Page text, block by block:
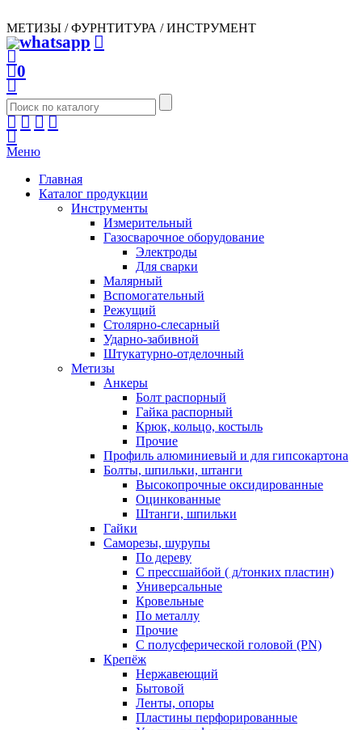
МЕТИЗЫ / ФУРНТИТУРА / ИНСТРУМЕНТ
0
Меню
Главная
Каталог продукции
Инструменты
Измерительный
Газосварочное оборудование
Электроды
Для сварки
Малярный
Вспомогательный
Режущий
Столярно-слесарный
Ударно-забивной
Штукатурно-отделочный
Метизы
Анкеры
Болт распорный
Гайка распорный
Крюк, кольцо, костыль
Прочие
Профиль алюминиевый и для гипсокартона
Болты, шпильки, штанги
Высокопрочные оксидированные
Оцинкованные
Штанги, шпильки
Гайки
Саморезы, шурупы
По дереву
С прессшайбой ( д/тонких пластин)
Универсальные
Кровельные
По металлу
Прочие
С полусферической головой (PN)
Крепёж
Нержавеющий
Бытовой
Ленты, опоры
Пластины перфорированные